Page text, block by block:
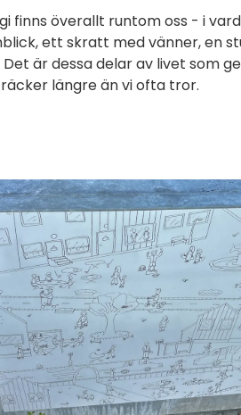
finns överallt runtom oss - i
ett skratt med vänner, en
Det är dessa delar av livet som
längre än vi ofta tror.